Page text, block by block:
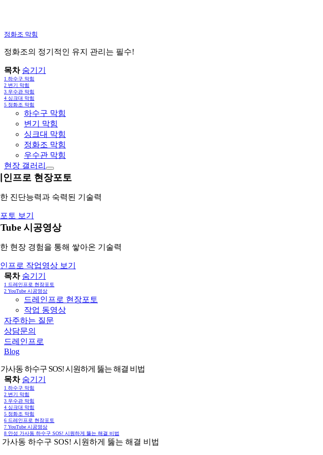
정화조 막힘
정화조의 정기적인 유지 관리는 필수!
목차 숨기기
1 하수구 막힘
2 변기 막힘
3 우수관 막힘
4 싱크대 막힘
5 정화조 막힘
하수구 막힘
변기 막힘
싱크대 막힘
정화조 막힘
우수관 막힘
현장 갤러리
인프로 현장포토
진단능력과 숙력된 기술력
토 보기
시공영상
현장 경험을 통해 쌓아온 기술력
프로 작업영상 보기
목차 숨기기
1 드레인프로 현장포토
2 YouTube 시공영상
드레인프로 현장포토
작업 동영상
자주하는 질문
상담문의
드레인프로
Blog
사동 하수구 SOS! 시원하게 뚫는 해결 비법
목차 숨기기
1 하수구 막힘
2 변기 막힘
3 우수관 막힘
4 싱크대 막힘
5 정화조 막힘
6 드레인프로 현장포토
7 YouTube 시공영상
8 안성 가사동 하수구 SOS! 시원하게 뚫는 해결 비법
가사동 하수구 SOS! 시원하게 뚫는 해결 비법